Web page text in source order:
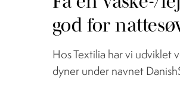
god for
Hos Textilia har vi udviklet
dyner under navnet